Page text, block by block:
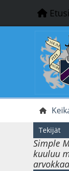
Tekijät
Simple
kuuluu